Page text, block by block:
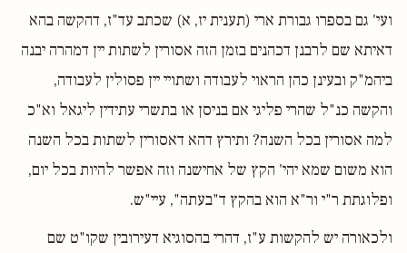
ועי' גם בספרו גבורת ארי (תענית יז, א) שכתב עד"ז, דהקשה בהא
דאיתא שם לרבנן דכהנים בזמן הזה אסורין לשתות יין דמהרה יבנה
ביהמ"ק ובעינן כהן הראוי לעבודה ושתויי יין פסולין לעבודה,
והקשה כנ"ל שהרי פליגי אם בניסן או בתשרי עתידין ליגאל וא"כ
למה אסורין בכל השנה? ותירץ דהא דאסורין לשתות בכל השנה
הוא משום שמא יהי' הקץ של אחישנה וזה אפשר להיות בכל יום,
ופלוגתת ר"י ור"א הוא בהקץ ד"בעתה", עיי"ש.
ולכאורה יש להקשות ע"ז, דהרי בהסוגיא דעירובין שקו"ט שם